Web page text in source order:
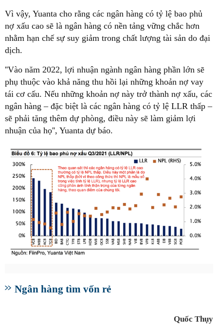
Vì vậy, Yuanta cho rằng các ngân hàng có tỷ lệ bao phủ
nợ xấu cao sẽ là ngân hàng có nền tảng vững chắc hơn
nhằm hạn chế sự suy giảm trong chất lượng tài sản do đại
dịch.
''Vào năm 2022, lợi nhuận ngành ngân hàng phần lớn sẽ
phụ thuộc vào khả năng thu hồi lại những khoản nợ vay
tái cơ cấu. Nếu những khoản nợ này trở thành nợ xấu, các
ngân hàng – đặc biệt là các ngân hàng có tỷ lệ LLR thấp –
sẽ phải tăng thêm dự phòng, điều này sẽ làm giảm lợi
nhuận của họ'', Yuanta dự báo.
Ngân hàng tìm vốn rẻ
Quốc Thụy